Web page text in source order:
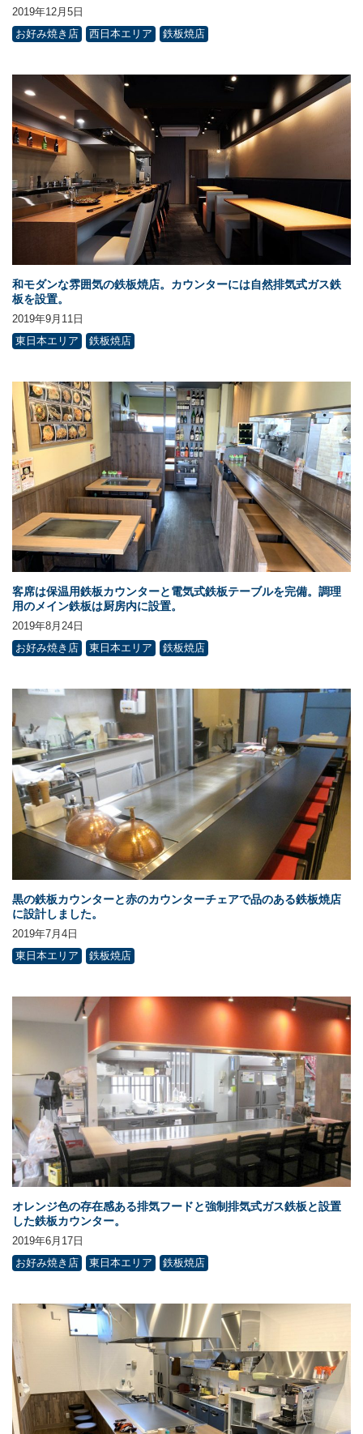
2019年12月5日
お好み焼き店
西日本エリア 鉄板焼店
和モダンな雰囲気の鉄板焼店。カウンターには自然排気式ガス鉄
板を設置。
2019年9月11日
東日本エリア
鉄板焼店
客席は保温用鉄板カウンターと電気式鉄板テーブルを完備。調理
用のメイン鉄板は厨房内に設置。
2019年8月24日
お好み焼き店
東日本エリア 鉄板焼店
黒の鉄板カウンターと赤のカウンターチェアで品のある鉄板焼店
に設計しました。
2019年7月4日
東日本エリア
鉄板焼店
オレンジ色の存在感ある排気フードと強制排気式ガス鉄板と設置
した鉄板カウンター。
2019年6月17日
お好み焼き店
東日本エリア 鉄板焼店